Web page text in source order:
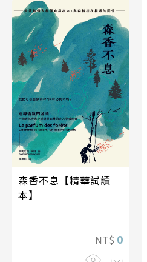
森香不息【精華試讀
本】
NT$ 0